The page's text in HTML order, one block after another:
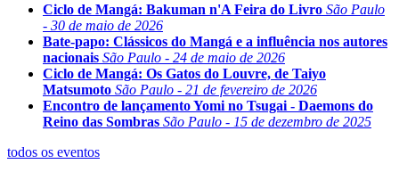
Ciclo de Mangá: Bakuman n'A Feira do Livro São Paulo
- 30 de maio de 2026
Bate-papo: Clássicos do Mangá e a influência nos autores
nacionais São Paulo - 24 de maio de 2026
Ciclo de Mangá: Os Gatos do Louvre, de Taiyo
Matsumoto São Paulo - 21 de fevereiro de 2026
Encontro de lançamento Yomi no Tsugai - Daemons do
Reino das Sombras São Paulo - 15 de dezembro de 2025
todos os eventos